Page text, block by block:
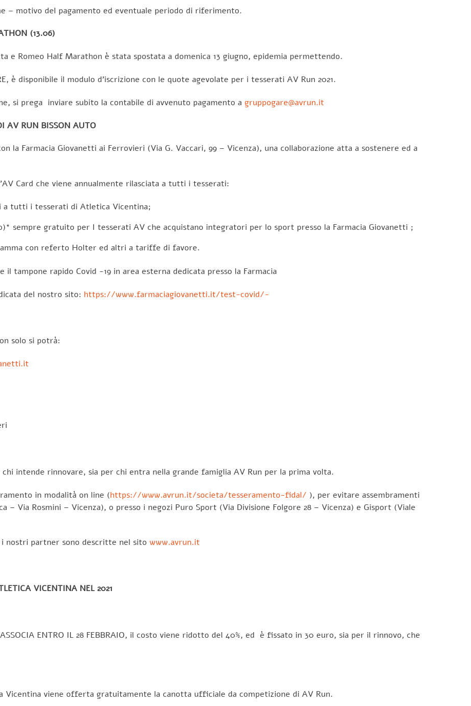
– motivo del pagamento ed eventuale periodo di riferimento.
(13.06)
e Romeo Half Marathon è stata spostata a domenica 13 giugno, epidemia permettendo.
è disponibile il modulo d’iscrizione con le quote agevolate per i tesserati AV Run 2021.
si prega inviare subito la contabile di avvenuto pagamento a gruppogare@avrun.it
AV RUN BISSON AUTO
la Farmacia Giovanetti ai Ferrovieri (Via G. Vaccari, 99 – Vicenza), una collaborazione atta a sostenere ed a
Card che viene annualmente rilasciata a tutti i tesserati:
a tutti i tesserati di Atletica Vicentina;
sempre gratuito per I tesserati AV che acquistano integratori per lo sport presso la Farmacia Giovanetti ;
con referto Holter ed altri a tariffe di favore.
tampone rapido Covid -19 in area esterna dedicata presso la Farmacia
del nostro sito: https://www.farmaciagiovanetti.it/test-covid/-
solo si potrà:
intende rinnovare, sia per chi entra nella grande famiglia AV Run per la prima volta.
in modalità on line (https://www.avrun.it/societa/tesseramento-fidal/ ), per evitare assembramenti
– Via Rosmini – Vicenza), o presso i negozi Puro Sport (Via Divisione Folgore 28 – Vicenza) e Gisport (Viale
nostri partner sono descritte nel sito www.avrun.it
VICENTINA NEL 2021
ENTRO IL 28 FEBBRAIO, il costo viene ridotto del 40%, ed è fissato in 30 euro, sia per il rinnovo, che
Vicentina viene offerta gratuitamente la canotta ufficiale da competizione di AV Run.